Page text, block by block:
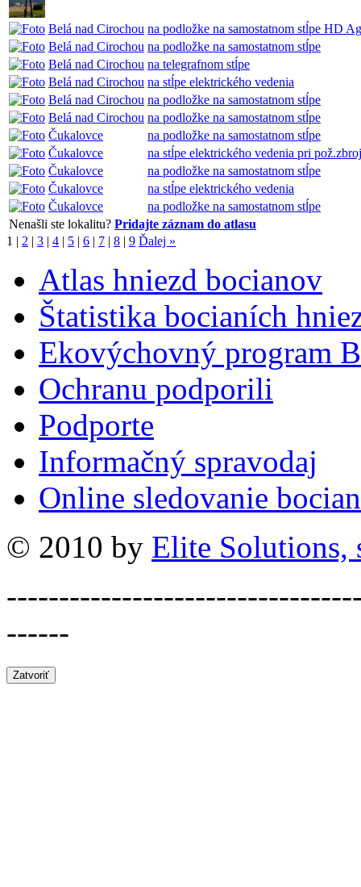
Belá nad Cirochou na podložke na samostatnom stĺpe HD
Belá nad Cirochou na podložke na samostatnom stĺpe
Belá nad Cirochou na telegrafnom stĺpe
Belá nad Cirochou na stĺpe elektrického vedenia
Belá nad Cirochou na podložke na samostatnom stĺpe
Belá nad Cirochou na podložke na samostatnom stĺpe
Čukalovce
na podložke na samostatnom stĺpe
Čukalovce
na stĺpe elektrického vedenia pri
Čukalovce
na podložke na samostatnom stĺpe
Čukalovce
na stĺpe elektrického vedenia
Čukalovce
na podložke na samostatnom stĺpe
Nenašli ste lokalitu? Pridajte záznam do atlasu
1 | 2 | 3 | 4 | 5 | 6 | 7 | 8 | 9 Ďalej »
Atlas hniezd bocianov
Štatistika bocianích
Ekovýchovný program
Ochranu podporili
Podporte
Informačný spravodaj
Online sledovanie
© 2010 by Elite Solutions,
------